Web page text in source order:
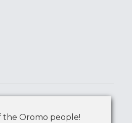
the Oromo people!